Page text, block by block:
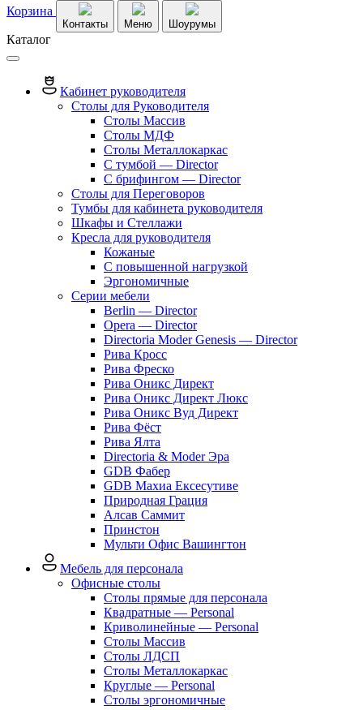
Корзина
Контакты Меню Шоурумы
Каталог
Кабинет руководителя
Столы для Руководителя
Столы Массив
Столы МДФ
Столы Металлокаркас
С тумбой — Director
C брифингом — Director
Столы для Переговоров
Тумбы для кабинета руководителя
Шкафы и Стеллажи
Кресла для руководителя
Кожаные
С повышенной нагрузкой
Эргономичные
Серии мебели
Berlin — Director
Opera — Director
Directoria Moder Genesis — Director
Рива Кросс
Рива Фреско
Рива Оникс Директ
Рива Оникс Директ Люкс
Рива Оникс Вуд Директ
Рива Фёст
Рива Ялта
Directoria & Moder Эра
GDB Фабер
GDB Махиа Ексесутиве
Природная Грация
Алсав Саммит
Принстон
Мульти Офис Вашингтон
Мебель для персонала
Офисные столы
Столы прямые для персонала
Квадратные — Personal
Криволинейные — Personal
Столы Массив
Столы ЛДСП
Столы Металлокаркас
Круглые — Personal
Столы эргономичные